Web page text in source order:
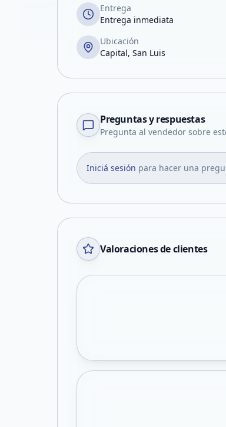
Entrega
Entrega inmediata
Ubicación
Capital, San Luis
Preguntas y respuestas
Pregunta al vendedor sobre
Iniciá sesión para hacer una
Valoraciones de clientes